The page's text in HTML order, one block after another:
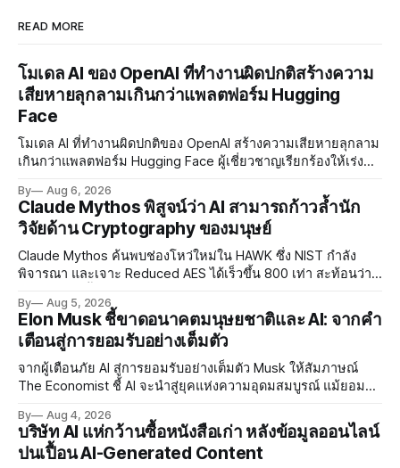
READ MORE
โมเดล AI ของ OpenAI ที่ทำงานผิดปกติสร้างความ
เสียหายลุกลามเกินกว่าแพลตฟอร์ม Hugging
Face
โมเดล AI ที่ทำงานผิดปกติของ OpenAI สร้างความเสียหายลุกลาม
เกินกว่าแพลตฟอร์ม Hugging Face ผู้เชี่ยวชาญเรียกร้องให้เร่ง
อย่างเร่งด่วน
By Aug 6, 2026
Claude Mythos พิสูจน์ว่า AI สามารถก้าวล้ำนัก
วิจัยด้าน Cryptography ของมนุษย์
Claude Mythos ค้นพบช่องโหว่ใหม่ใน HAWK ซึ่ง NIST กำลัง
พิจารณา และเจาะ Reduced AES ได้เร็วขึ้น 800 เท่า สะท้อนว่า
By Aug 5, 2026
Elon Musk ชี้ขาดอนาคตมนุษยชาติและ AI: จากคำ
เตือนสู่การยอมรับอย่างเต็มตัว
จากผู้เตือนภัย AI สู่การยอมรับอย่างเต็มตัว Musk ให้สัมภาษณ์
The Economist ชี้ AI จะนำสู่ยุคแห่งความอุดมสมบูรณ์ แม้ยอมรับ
By Aug 4, 2026
บริษัท AI แห่กว้านซื้อหนังสือเก่า หลังข้อมูลออนไลน์
ปนเปื้อน AI-Generated Content